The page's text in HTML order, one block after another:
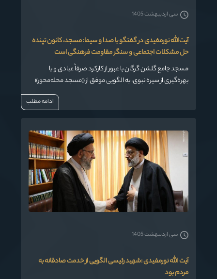
آیت‌الله نورمفیدی در گفتگو با صدا و سیما: مسجد، کانون تپنده
حل مشکلات اجتماعی و سنگر مقاومت فرهنگی است
مسجد جامع گلشن گرگان با عبور از کارکرد صرفاً عبادی و با
بهره‌گیری از سیره نبوی، به الگویی موفق از «مسجد محله‌محور»
در تراز اسلامی تبدیل شده است که توانسته با پیوند میان نیازهای
مادی و معنوی جامعه، نقشی بی‌بدیل در خدمت‌رسانی و انسجام
سی اردیبهشت 1405
ادامه مطلب
آیت الله نورمفیدی :شهید رئیسی الگویی از خدمت صادقانه به
مردم بود
سی اردیبهشت 1405